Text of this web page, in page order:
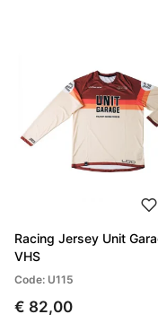
Racing Jersey Unit
VHS
Code: U115
€ 82,00